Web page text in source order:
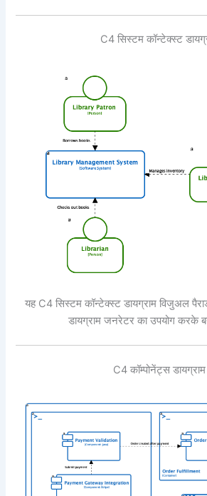
C4 सिस्टम कॉन्टेक्स्ट
यह C4 सिस्टम कॉन्टेक्स्ट डायग्राम विजुअल
डायग्राम जनरेटर का उपयोग करके
C4 कॉम्पोनेंट्स डायग्राम